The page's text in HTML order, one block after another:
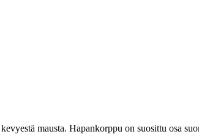
mausta. Hapankorppu on suosittu osa